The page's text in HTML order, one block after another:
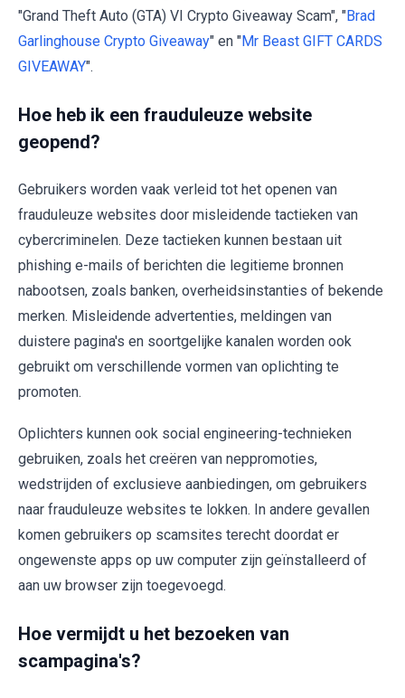
"Grand Theft Auto (GTA) VI Crypto Giveaway Scam", "Brad
Garlinghouse Crypto Giveaway" en "Mr Beast GIFT CARDS
GIVEAWAY".
Hoe heb ik een frauduleuze website
geopend?
Gebruikers worden vaak verleid tot het openen van
frauduleuze websites door misleidende tactieken van
cybercriminelen. Deze tactieken kunnen bestaan uit
phishing e-mails of berichten die legitieme bronnen
nabootsen, zoals banken, overheidsinstanties of bekende
merken. Misleidende advertenties, meldingen van
duistere pagina's en soortgelijke kanalen worden ook
gebruikt om verschillende vormen van oplichting te
promoten.
Oplichters kunnen ook social engineering-technieken
gebruiken, zoals het creëren van neppromoties,
wedstrijden of exclusieve aanbiedingen, om gebruikers
naar frauduleuze websites te lokken. In andere gevallen
komen gebruikers op scamsites terecht doordat er
ongewenste apps op uw computer zijn geïnstalleerd of
aan uw browser zijn toegevoegd.
Hoe vermijdt u het bezoeken van
scampagina's?